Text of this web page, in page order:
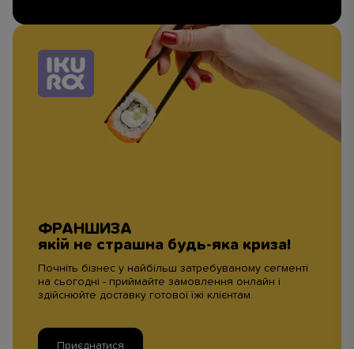
ФРАНШИЗА
якій не страшна будь-яка криза!
Почніть бізнес у найбільш затребуваному сегменті
на сьогодні - приймайте замовлення онлайн і
здійснюйте доставку готової їжі клієнтам.
Приєднатися